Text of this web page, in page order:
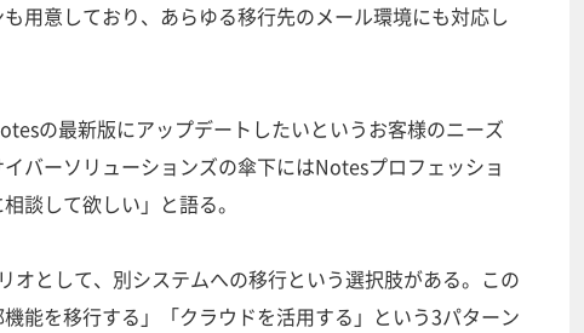
用意しており、あらゆる移行先のメール環境にも対応し
の最新版にアップデートしたいというお客様のニーズ
バーソリューションズの傘下にはNotesプロフェッショ
談して欲しい」と語る。
オとして、別システムへの移行という選択肢がある。この
能を移行する」「クラウドを活用する」という3パターン